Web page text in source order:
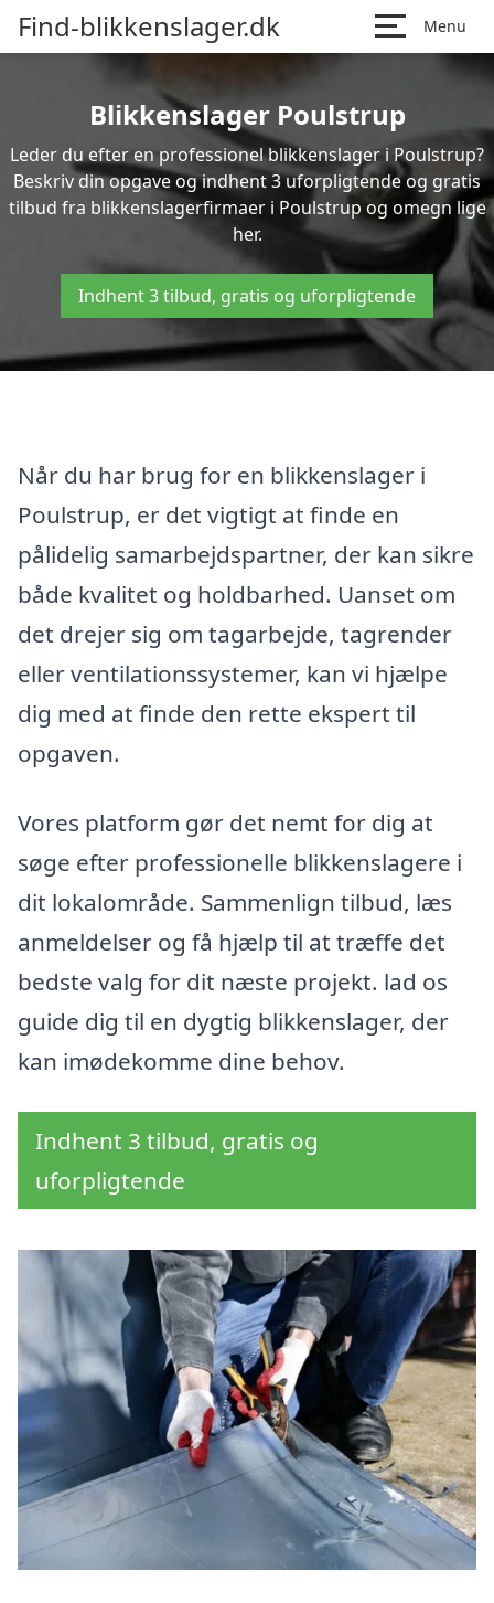
Find-blikkenslager.dk Menu
Blikkenslager Poulstrup
Leder du efter en professionel blikkenslager i Poulstrup?
Beskriv din opgave og indhent 3 uforpligtende og gratis
tilbud fra blikkenslagerfirmaer i Poulstrup og omegn lige
her.
Indhent 3 tilbud, gratis og uforpligtende
Når du har brug for en blikkenslager i
Poulstrup, er det vigtigt at finde en
pålidelig samarbejdspartner, der kan sikre
både kvalitet og holdbarhed. Uanset om
det drejer sig om tagarbejde, tagrender
eller ventilationssystemer, kan vi hjælpe
dig med at finde den rette ekspert til
opgaven.
Vores platform gør det nemt for dig at
søge efter professionelle blikkenslagere i
dit lokalområde. Sammenlign tilbud, læs
anmeldelser og få hjælp til at træffe det
bedste valg for dit næste projekt. lad os
guide dig til en dygtig blikkenslager, der
kan imødekomme dine behov.
Indhent 3 tilbud, gratis og
uforpligtende